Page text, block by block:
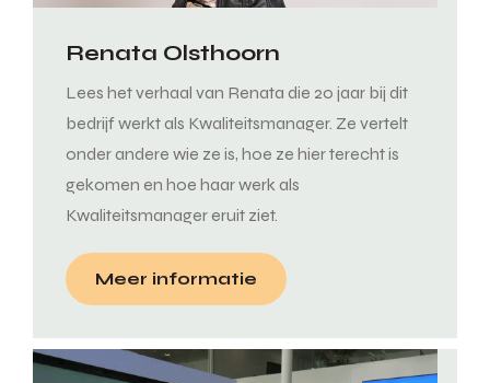
Renata Olsthoorn
Lees het verhaal van Renata die 20 jaar bij dit
bedrijf werkt als Kwaliteitsmanager. Ze vertelt
onder andere wie ze is, hoe ze hier terecht is
gekomen en hoe haar werk als
Kwaliteitsmanager eruit ziet.
Meer informatie